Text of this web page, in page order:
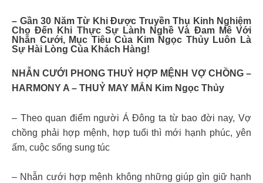
– Gần 30 Năm Từ Khi Được Truyền Thụ Kinh Nghiệm
Cho Đến Khi Thực Sự Lành Nghề Và Đam Mê Với
Nhẫn Cưới, Mục Tiêu Của Kim Ngọc Thủy Luôn Là
Sự Hài Lòng Của Khách Hàng!
NHẪN CƯỚI PHONG THUỶ HỢP MỆNH VỢ CHỒNG –
HARMONY A – THUỶ MAY MẮN Kim Ngọc Thủy
– Theo quan điểm người Á Đông ta từ bao đời nay, Vợ
chồng phải hợp mệnh, hợp tuổi thì mới hạnh phúc, yên
ấm, cuộc sống sung túc
– Nhẫn cưới hợp mệnh không những giúp gìn giữ hạnh